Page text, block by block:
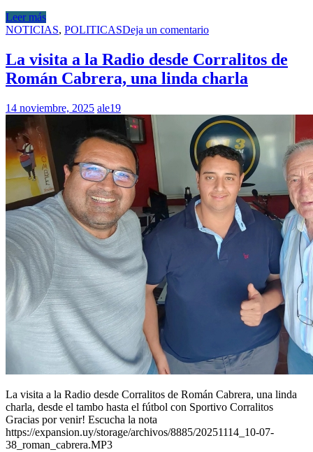
Leer más
NOTICIAS, POLITICASDeja un comentario
La visita a la Radio desde Corralitos de
Román Cabrera, una linda charla
14 noviembre, 2025 ale19
La visita a la Radio desde Corralitos de Román Cabrera, una linda
charla, desde el tambo hasta el fútbol con Sportivo Corralitos
Gracias por venir! Escucha la nota
https://expansion.uy/storage/archivos/8885/20251114_10-07-
38_roman_cabrera.MP3